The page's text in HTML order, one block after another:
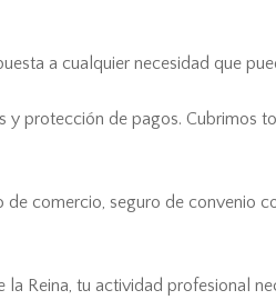
a cualquier necesidad que
y protección de pagos.
comercio, seguro de convenio
Reina, tu actividad profesional